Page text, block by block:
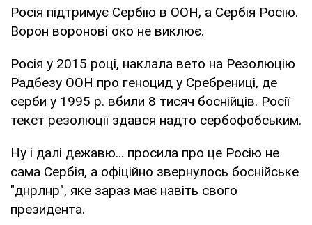
Росія підтримує Сербію в ООН, а Сербія Росію.
Ворон воронові око не виклює.
Росія у 2015 році, наклала вето на Резолюцію
Радбезу ООН про геноцид у Сребрениці, де
серби у 1995 р. вбили 8 тисяч боснійців. Росії
текст резолюції здався надто сербофобським.
Ну і далі дежавю... просила про це Росію не
сама Сербія, а офіційно звернулось боснійське
"днрлнр", яке зараз має навіть свого
президента.